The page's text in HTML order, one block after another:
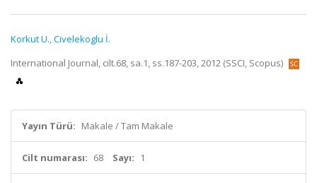
Korkut U.,Civelekoglu İ.
International Journal, cilt.68, sa.1, ss.187-203, 2012 (SSCI, Scopus)
Yayın Türü: Makale / Tam Makale
Cilt numarası: 68 Sayı: 1